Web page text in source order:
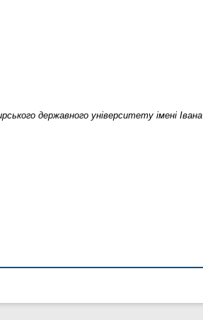
державного університету імені Івана